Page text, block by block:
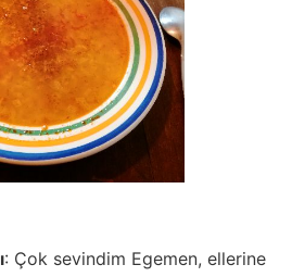
: Çok sevindim Egemen, ellerine